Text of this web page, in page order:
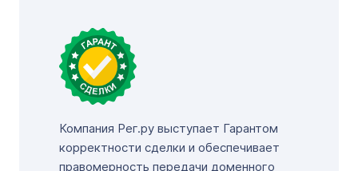
Компания Рег.ру выступает Гарантом
корректности сделки и обеспечивает
правомерность передачи доменного